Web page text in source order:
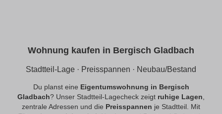
Wohnung kaufen in Bergisch Gladbach
Stadtteil-Lage · Preisspannen · Neubau/Bestand
Du planst eine Eigentumswohnung in Bergisch
Gladbach? Unser Stadtteil-Lagecheck zeigt ruhige Lagen
zentrale Adressen und die Preisspannen je Stadtteil. Mit